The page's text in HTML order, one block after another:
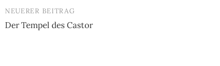
NEUERER BEITRAG
Der Tempel des Castor